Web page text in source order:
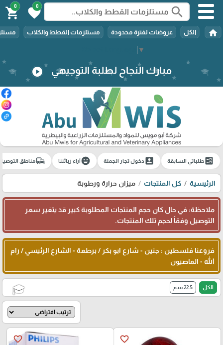
▼
search
0
favorite
0
shopping_cart
home الكل عروضات لفترة محدودة مستلزمات القطط والكلاب
مبارك النجاح لطلبة التوجيهي play_circle
🎓
ballotطلباتي السابقة account_boxدخول تجار الجملة emoji_emotionsآراء زبائننا commuteمناطق
الرئيسية كل المنتجات ميزان حرارة ورطوبة
ملاحظة: في حال كان حجم المنتجات المطلوبة كبير قد يتغير سعر
التوصيل وفقاً لحجم تلك المنتجات.
فروعنا فلسطين : جنين - شارع ابو بكر / برطعة - الشارع الرئيسي / رام
الله - الماصيون
الكل 22.5 سم
favorite_border
favorite_border